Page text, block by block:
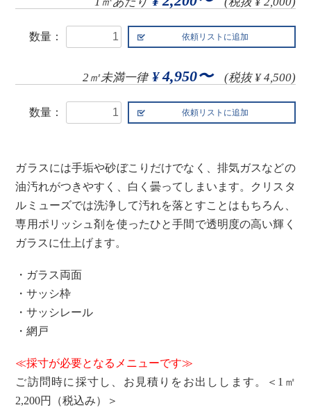
数量：
2㎡未満一律 ¥4,950〜(税抜 ¥ 4,500)
数量：
ガラスには手垢や砂ぼこりだけでなく、排気ガスなどの
油汚れがつきやすく、白く曇ってしまいます。クリスタ
ルミューズでは洗浄して汚れを落とすことはもちろん、
専用ポリッシュ剤を使ったひと手間で透明度の高い輝く
ガラスに仕上げます。
・ガラス両面
・サッシ枠
・サッシレール
・網戸
≪採寸が必要となるメニューです≫
ご訪問時に採寸し、お見積りをお出しします。＜1㎡
2,200円（税込み）＞